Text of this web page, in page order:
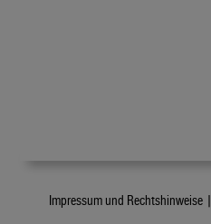
Impressum und Rechtshinweise |